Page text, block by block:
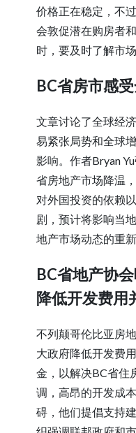
价格正在稳定，不
会敦促潜在购房者
时，要及时了解市
BC省房市感
文章讨论了全球经
易紧张局势和全球
影响。作者Bryan
省房地产市场降温
对外国投资的依赖
剧，预计将影响当
地产市场动态的重新
BC省地产协
降低开发费用
不列颠哥伦比亚房
大政府降低开发费
金，以解决BC省住
调，高昂的开发成
碍，他们提倡支持